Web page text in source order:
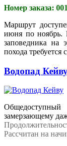
Номер заказа:
Маршрут
июня по ноябрь.
заповедника на
похода требуется
Водопад
замерзающему
Рассчитан на